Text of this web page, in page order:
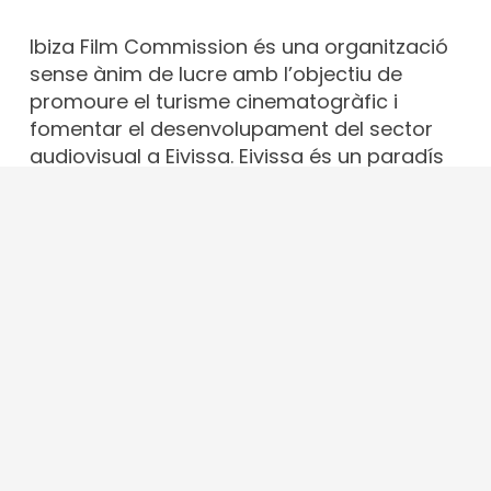
Ibiza Film Commission és una organització
sense ànim de lucre amb l’objectiu de
promoure el turisme cinematogràfic i
fomentar el desenvolupament del sector
audiovisual a Eivissa. Eivissa és un paradís